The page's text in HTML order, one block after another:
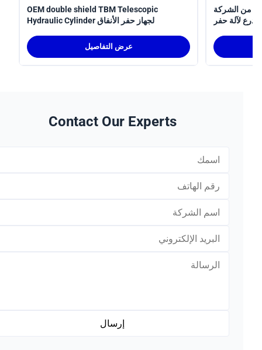
OEM double shield TBM Telescopic
Hydraulic Cylinder لجهاز حفر الأنفاق
عرض التفاصيل
الشركة
لآلة حفر
Contact Our Experts